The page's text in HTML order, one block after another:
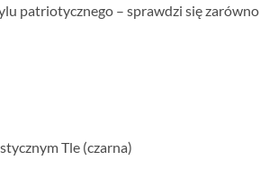
patriotycznego – sprawdzi się
Tle (czarna)